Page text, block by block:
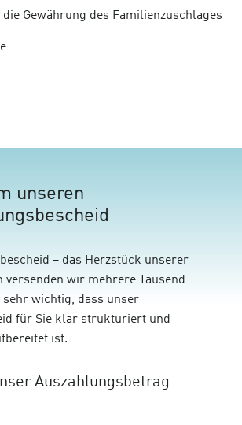
Gewährung des Familienzuschlages
unseren
– das Herzstück unserer
versenden wir mehrere Tausend
sehr wichtig, dass unser
für Sie klar strukturiert und
ist.
Auszahlungsbetrag